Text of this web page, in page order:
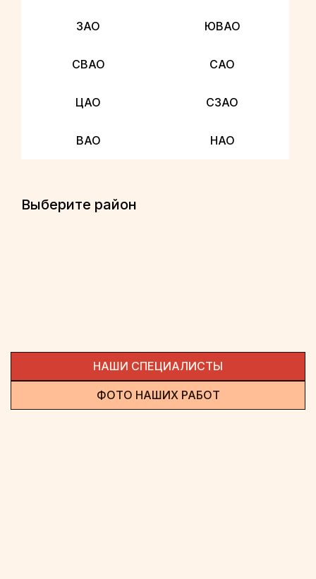
ЗАО ЮВАО
СВАО САО
ЦАО СЗАО
ВАО НАО
Выберите район
НАШИ СПЕЦИАЛИСТЫ
ФОТО НАШИХ РАБОТ